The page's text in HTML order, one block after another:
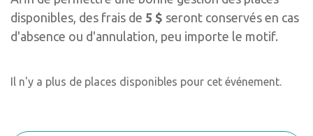
disponibles, des frais de 5 $ seront conservés en cas
d'absence ou d'annulation, peu importe le motif.
Il n'y a plus de places disponibles pour cet événement.